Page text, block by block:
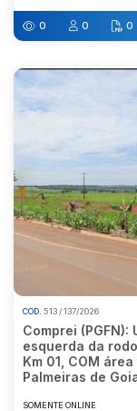
0 0 0
COD. 513 / 137/2026
Comprei
esquerda da
Km 01, COM
Palmeiras de
SOMENTE ONLINE